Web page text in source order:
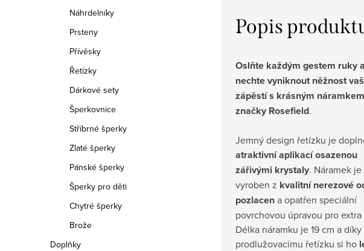
Náhrdelníky
Prsteny
Přívěsky
Řetízky
Dárkové sety
Šperkovnice
Stříbrné šperky
Zlaté šperky
Pánské šperky
Šperky pro děti
Chytré šperky
Brože
Doplňky
Popis
Oslňte každým gestem ruky a
nechte vyniknout něžnost
zápěstí s krásným náramkem
značky Rosefield.
Jemný design řetízku je
atraktivní aplikací osazenou
zářivými krystaly. Náramek je
vyroben z kvalitní nerezové
pozlacena opatřen speciální
povrchovou úpravou pro extra
Délka náramku je 19 cm a díky
prodlužovacímu řetízku si ho